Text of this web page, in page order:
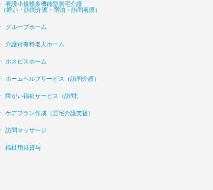
看護小規模多機能型居宅介護
（通い・訪問介護・宿泊・訪問看護）
グループホーム
介護付有料老人ホーム
ホスピスホーム
ホームヘルプサービス（訪問介護）
障がい福祉サービス（訪問）
ケアプラン作成（居宅介護支援）
訪問マッサージ
福祉用具貸与